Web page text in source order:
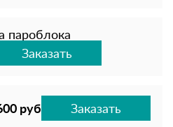
пароблока
Заказать
руб Заказать